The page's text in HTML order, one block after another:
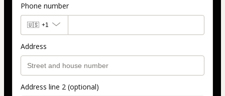
Phone number
🇺🇸 +1
Address
Address line 2 (optional)